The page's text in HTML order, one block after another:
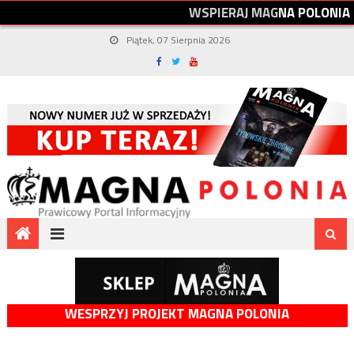
WSPIERAJMAGNAPOLONIA
Piątek, 07 Sierpnia 2026
WESPRZYJ PROJEKT MAGNA POLONIA